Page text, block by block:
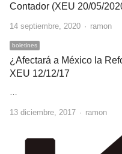
Contador (XEU 20/05/
14 septiembre, 2020 Author
ramon
boletines
¿Afectará a México la
XEU 12/12/17
13 diciembre, 2017 Author
ramon